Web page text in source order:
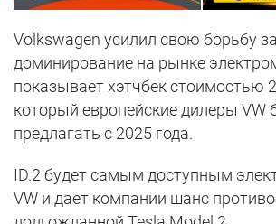
Volkswagen усилил свою борьбу за
доминирование на рынке
показывает хэтчбек стоимостью
который европейские дилеры VW
предлагать с 2025 года.
ID.2 будет самым доступным
VW и дает компании шанс